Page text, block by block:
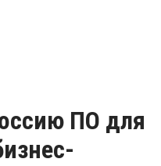
ПО для